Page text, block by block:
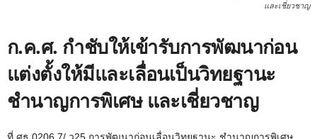
และเชี่ยวชาญ
ก.ค.ศ. กำชับให้เข้ารับการพัฒนาก่อน
แต่งตั้งให้มีและเลื่อนเป็นวิทยฐานะ
ชำนาญการพิเศษ และเชี่ยวชาญ
ที่ ศธ 0206.7/ ว25 การพัฒนาก่อนเลื่อนวิทยฐานะ ชำนาญการพิเศษ